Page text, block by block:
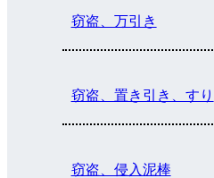
窃盗、万引き
窃盗、置き引き、すり
窃盗、侵入泥棒